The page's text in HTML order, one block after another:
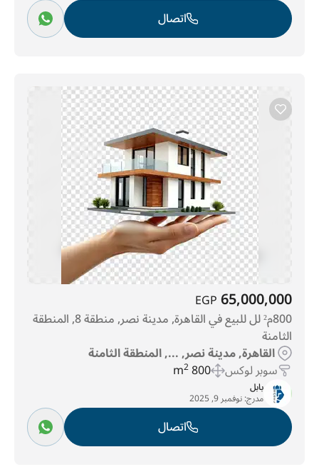
اتصال
65,000,000
EGP
800م² لل للبيع في القاهرة, مدينة نصر, منطقة 8, المنطقة
الثامنة
القاهرة, مدينة نصر, ..., المنطقة الثامنة
سوبر لوكس 800 m
2
بابل
مدرج:نوفمبر 9, 2025
اتصال